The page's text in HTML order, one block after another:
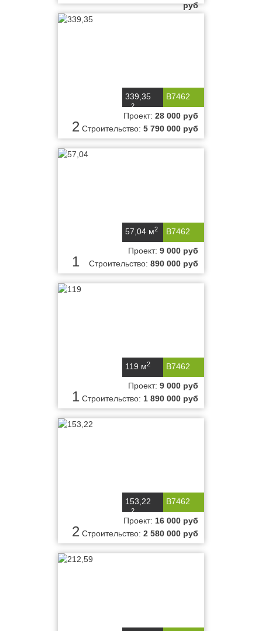
руб
B7462
339,35
м2
2
Проект: 28 000 руб
Строительство: 5 790 000 руб
B7462
57,04 м2
1
Проект: 9 000 руб
Строительство: 890 000 руб
B7462
119 м2
1
Проект: 9 000 руб
Строительство: 1 890 000 руб
B7462
153,22
м2
2
Проект: 16 000 руб
Строительство: 2 580 000 руб